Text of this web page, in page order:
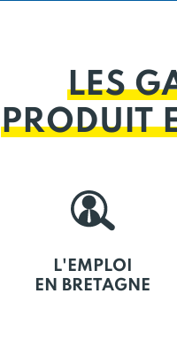
LES
PRODUIT
L'EMPLOI
EN BRETAGNE